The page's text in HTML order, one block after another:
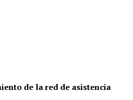
de la red de asistencia